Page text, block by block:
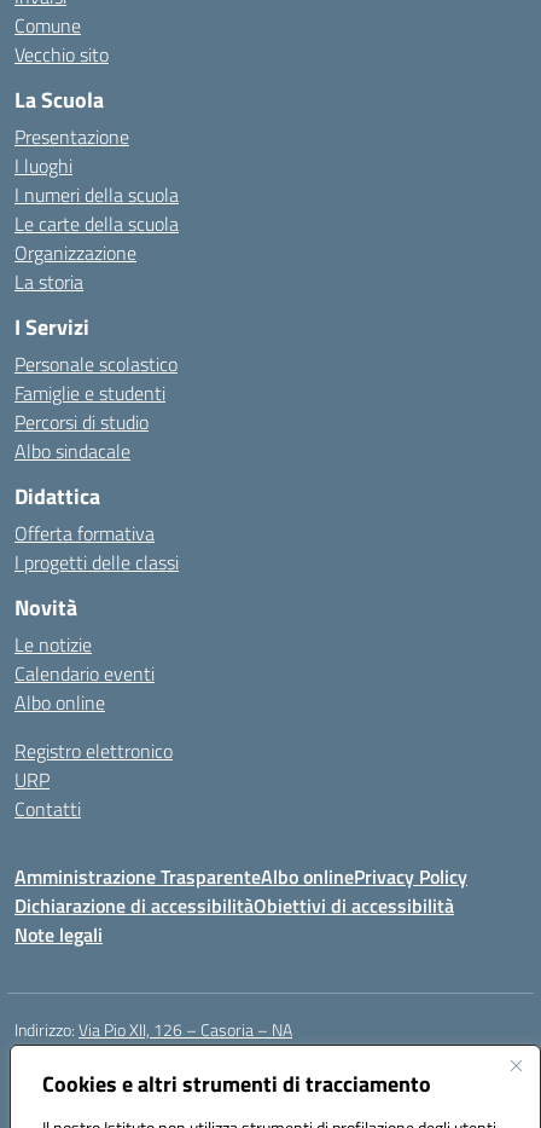
Cookies e altri strumenti di tracciamento
Comune
Vecchio sito
La Scuola
Presentazione
I luoghi
I numeri della scuola
Le carte della scuola
Organizzazione
La storia
I Servizi
Personale scolastico
Famiglie e studenti
Percorsi di studio
Albo sindacale
Didattica
Offerta formativa
I progetti delle classi
Novità
Le notizie
Calendario eventi
Albo online
Registro elettronico
URP
Contatti
Amministrazione TrasparenteAlbo onlinePrivacy Policy
Dichiarazione di accessibilitàObiettivi di accessibilità
Note legali
Indirizzo:Via Pio XII, 126 – Casoria – NA
Centralino:
Posta elettronica certificata (PEC):naic8et00d@pec.istruzione.it